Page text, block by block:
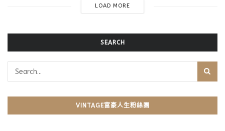
LOAD MORE
SEARCH
VINTAGE富豪人生粉絲團